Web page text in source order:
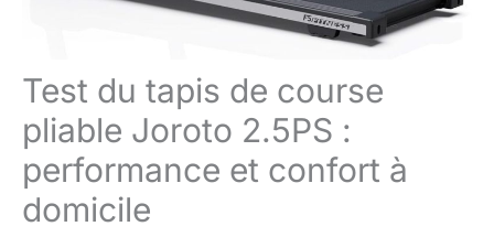
Test du tapis de course
pliable Joroto 2.5PS :
performance et confort à
domicile